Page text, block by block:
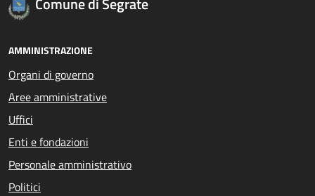
AMMINISTRAZIONE
Organi di governo
Aree amministrative
Uffici
Enti e fondazioni
Personale amministrativo
Politici